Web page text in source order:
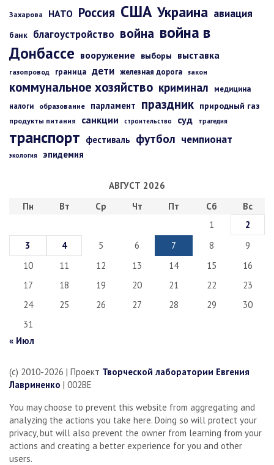
Захарова НАТО Россия США Украина авиация
банк благоустройство война война в
Донбассе вооружение выборы выставка
газопровод граница дети железная дорога закон
коммунальное хозяйство криминал медицина
налоги образование парламент праздник природный газ
продукты питания санкции строительство суд трагедия
транспорт фестиваль футбол чемпионат
экология эпидемия
АВГУСТ 2026
Пн
Вт Ср Чт Пт Сб
Вс
1
2
3
4 5 6 7 8
9
10
11 12 13 14 15
16
17
18 19 20 21 22
23
24
25 26 27 28 29
30
31
« Июл
(c) 2010-2026 | Проект Творческой лаборатории Евгения
Лавриненко | 002BE
You may choose to prevent this website from aggregating and
analyzing the actions you take here. Doing so will protect your
privacy, but will also prevent the owner from learning from your
actions and creating a better experience for you and other
users.